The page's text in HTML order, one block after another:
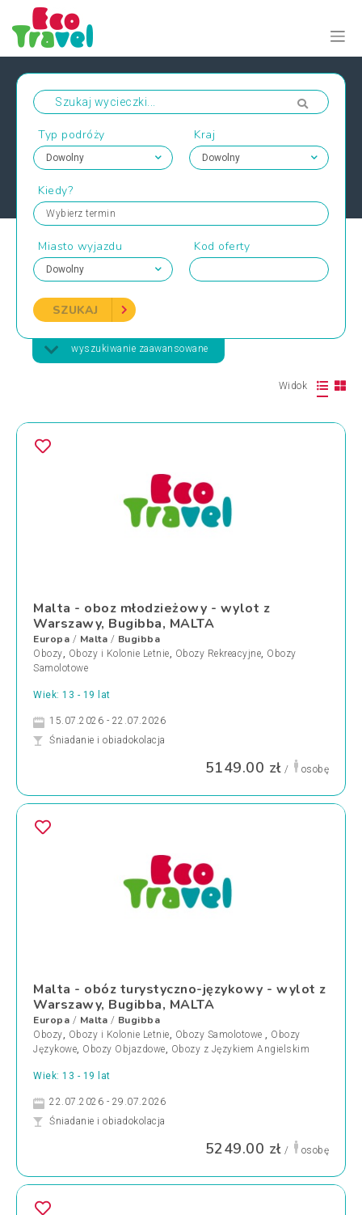
Typ podróży Kraj
Kiedy?
Wybierz termin
Miasto wyjazdu Kod oferty
SZUKAJ
wyszukiwanie zaawansowane
Widok
Malta - oboz młodzieżowy - wylot z
Warszawy, Bugibba, MALTA
Europa / Malta / Bugibba
Obozy, Obozy i Kolonie Letnie, Obozy Rekreacyjne, Obozy
Samolotowe
Wiek: 13 - 19 lat
15.07.2026 - 22.07.2026
Śniadanie i obiadokolacja
5149.00 zł / osobę
Malta - obóz turystyczno-językowy - wylot z
Warszawy, Bugibba, MALTA
Europa / Malta / Bugibba
Obozy, Obozy i Kolonie Letnie, Obozy Samolotowe , Obozy
Językowe, Obozy Objazdowe, Obozy z Językiem Angielskim
Wiek: 13 - 19 lat
22.07.2026 - 29.07.2026
Śniadanie i obiadokolacja
5249.00 zł / osobę